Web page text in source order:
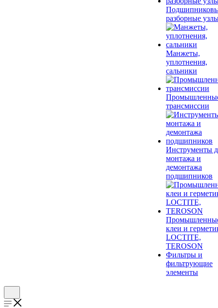
разборные
Манжеты,
уплотнения,
сальники
трансмиссии
Инструменты
монтажа и
демонтажа
подшипников
клеи и
LOCTITE,
TEROSON
Фильтры и
фильтрующие
элементы